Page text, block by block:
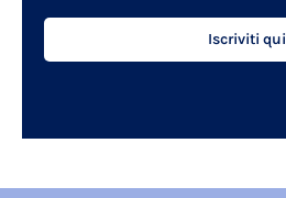
Iscriviti qui